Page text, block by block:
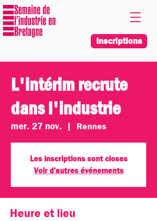
Inscriptions
L'intérim recrute
dans l'industrie
mer. 27 nov.
  |
Rennes
Les inscriptions sont closes
Voir d'autres événements
Heure et lieu